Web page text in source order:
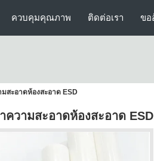
ควบคุมคุณภาพ ติดต่อเรา ขอ
มสะอาดห้องสะอาด ESD
ความสะอาดห้องสะอาด ESD